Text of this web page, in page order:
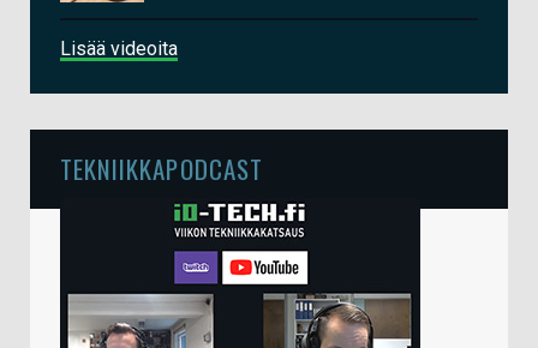
Lisää videoita
TEKNIIKKAPODCAST